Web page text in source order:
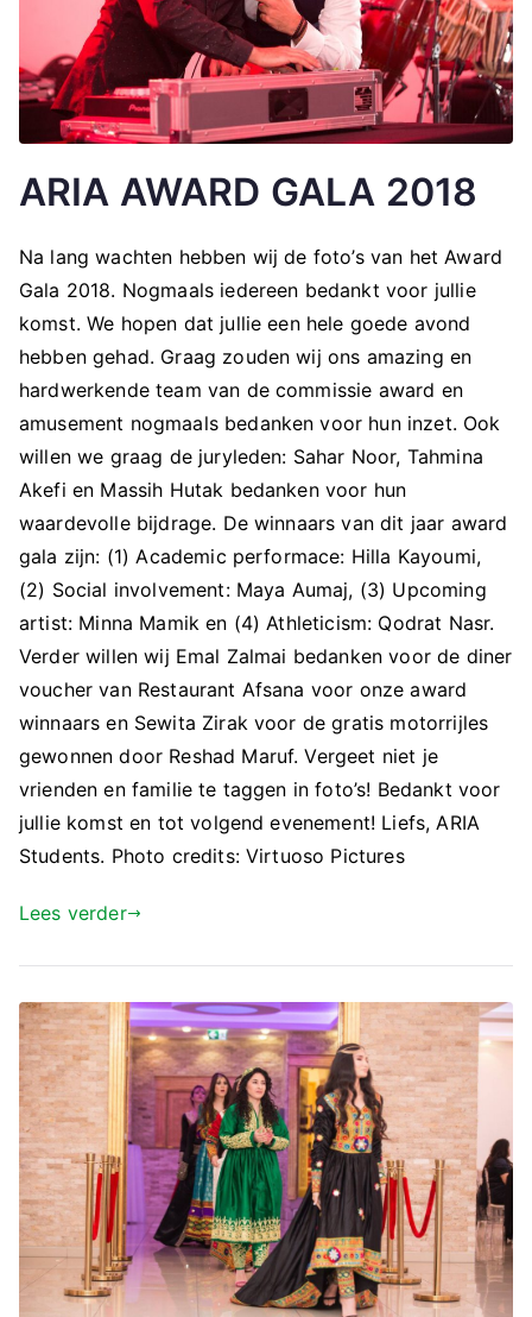
ARIA AWARD GALA 2018
Na lang wachten hebben wij de foto’s van het Award
Gala 2018. Nogmaals iedereen bedankt voor jullie
komst. We hopen dat jullie een hele goede avond
hebben gehad. Graag zouden wij ons amazing en
hardwerkende team van de commissie award en
amusement nogmaals bedanken voor hun inzet. Ook
willen we graag de juryleden: Sahar Noor, Tahmina
Akefi en Massih Hutak bedanken voor hun
waardevolle bijdrage. De winnaars van dit jaar award
gala zijn: (1) Academic performace: Hilla Kayoumi,
(2) Social involvement: Maya Aumaj, (3) Upcoming
artist: Minna Mamik en (4) Athleticism: Qodrat Nasr.
Verder willen wij Emal Zalmai bedanken voor de diner
voucher van Restaurant Afsana voor onze award
winnaars en Sewita Zirak voor de gratis motorrijles
gewonnen door Reshad Maruf. Vergeet niet je
vrienden en familie te taggen in foto’s! Bedankt voor
jullie komst en tot volgend evenement! Liefs, ARIA
Students. Photo credits: Virtuoso Pictures
Lees verder